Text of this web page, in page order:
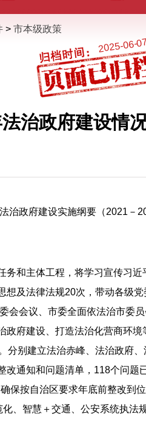
2025-06-07
> 市本级政策
治政府建设情
政府建设实施纲要（2021－
和主体工程，将学习宣传习
及法律法规20次，带动各级
会议、市委全面依法治市委
府建设、打造法治化营商环
别建立法治赤峰、法治政府
通知和问题清单，118个问
按自治区要求年底前整改到
智慧＋交通、公安系统执法